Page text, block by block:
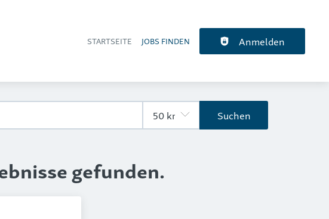
Haupt-Navigation
STARTSEITE JOBS FINDEN Anmelden
Suchen
gefunden.